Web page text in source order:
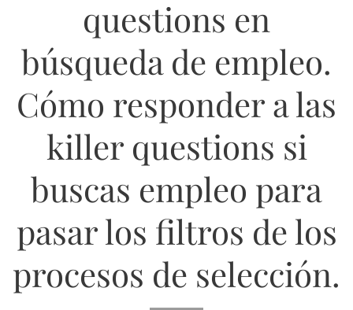
questions en
búsqueda de empleo.
Cómo responder a las
killer questions si
buscas empleo para
pasar los filtros de los
procesos de selección.